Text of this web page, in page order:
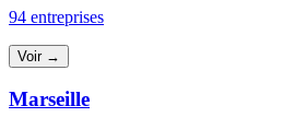
94 entreprises
Voir →
Marseille